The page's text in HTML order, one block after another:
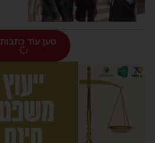
טען עוד כתבות